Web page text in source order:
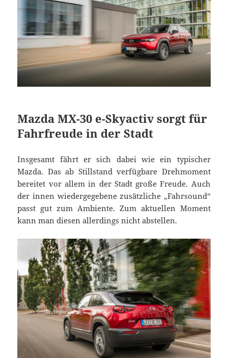
Mazda MX-30 e-Skyactiv sorgt für
Fahrfreude in der Stadt
Insgesamt fährt er sich dabei wie ein typischer
Mazda. Das ab Stillstand verfügbare Drehmoment
bereitet vor allem in der Stadt große Freude. Auch
der innen wiedergegebene zusätzliche „Fahrsound“
passt gut zum Ambiente. Zum aktuellen Moment
kann man diesen allerdings nicht abstellen.